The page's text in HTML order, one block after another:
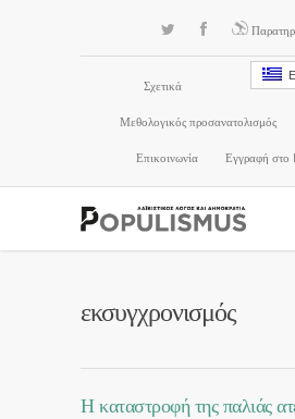
Σχετικά
Μεθολογικός προσανατολισμός
Επικοινωνία Εγγραφή
εκσυγχρονισμός
Η καταστροφή της παλιάς